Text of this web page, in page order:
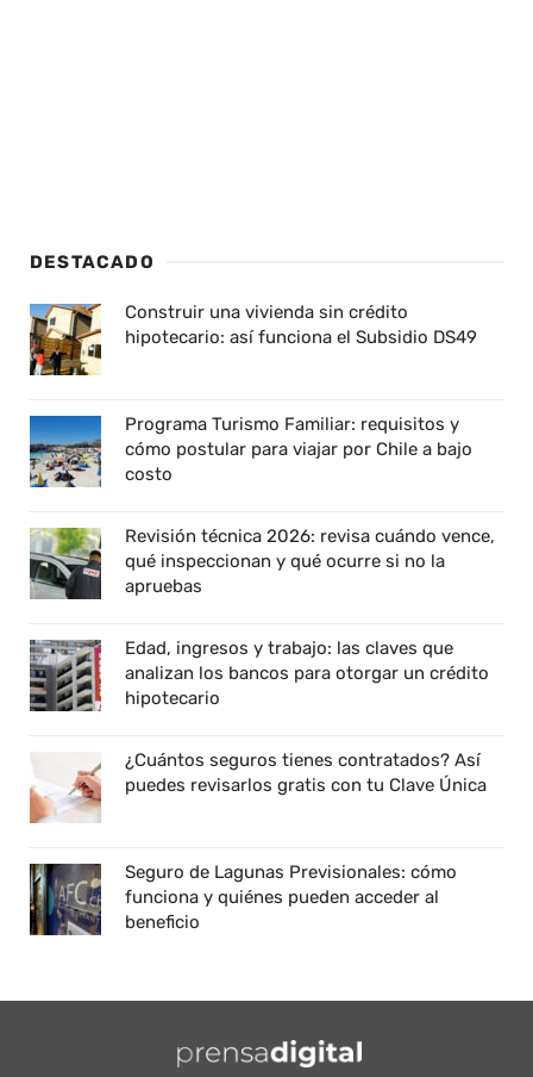
DESTACADO
Construir una vivienda sin crédito
hipotecario: así funciona el Subsidio DS49
Programa Turismo Familiar: requisitos y
cómo postular para viajar por Chile a bajo
costo
Revisión técnica 2026: revisa cuándo vence,
qué inspeccionan y qué ocurre si no la
apruebas
Edad, ingresos y trabajo: las claves que
analizan los bancos para otorgar un crédito
hipotecario
¿Cuántos seguros tienes contratados? Así
puedes revisarlos gratis con tu Clave Única
Seguro de Lagunas Previsionales: cómo
funciona y quiénes pueden acceder al
beneficio